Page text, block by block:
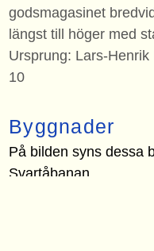
godsmagasinet
längst till höger med
Ursprung: Lars-
10
Byggnader
På bilden syns dessa
Svartåbanan.